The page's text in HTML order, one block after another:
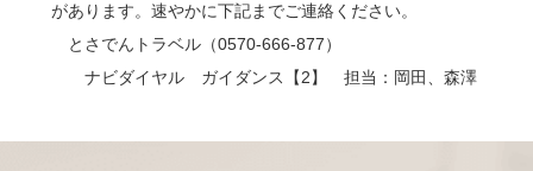
があります。速やかに下記までご連絡ください。
とさでんトラベル（0570-666-877）
ナビダイヤル ガイダンス【2】 担当：岡田、森澤